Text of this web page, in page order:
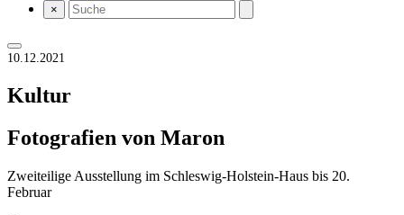
×
10.12.2021
Kultur
Fotografien von Maron
Zweiteilige Ausstellung im Schleswig-Holstein-Haus bis 20.
Februar